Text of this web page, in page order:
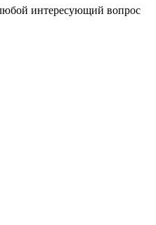
интересующий вопрос